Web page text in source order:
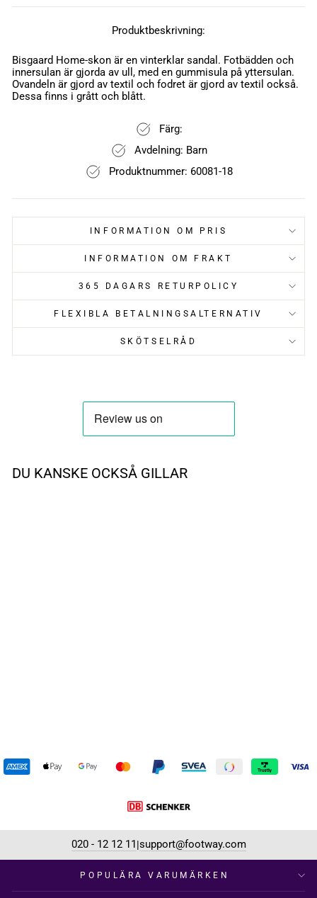
Produktbeskrivning:
Bisgaard Home-skon är en vinterklar sandal. Fotbädden och
innersulan är gjorda av ull, med en gummisula på yttersulan.
Ovandeln är gjord av textil och fodret är gjord av textil också.
Dessa finns i grått och blått.
Färg:
Avdelning: Barn
Produktnummer: 60081-18
INFORMATION OM PRIS
INFORMATION OM FRAKT
365 DAGARS RETURPOLICY
FLEXIBLA BETALNINGSALTERNATIV
SKÖTSELRÅD
DU KANSKE OCKSÅ GILLAR
020 - 12 12 11 |support@footway.com
POPULÄRA VARUMÄRKEN